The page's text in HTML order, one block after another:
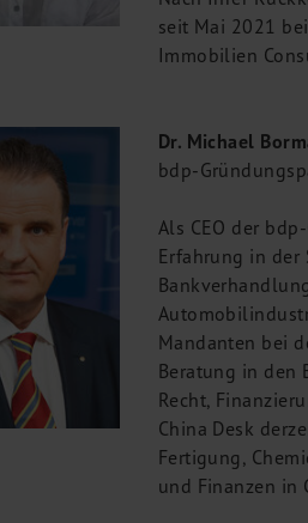
seit Mai 2021
Immobilien
Dr. Michael
bdp-
Als CEO der
Erfahrung in
Mandanten bei
Beratung in den
Recht,
China Desk
Fertigung,
und Finanzen in